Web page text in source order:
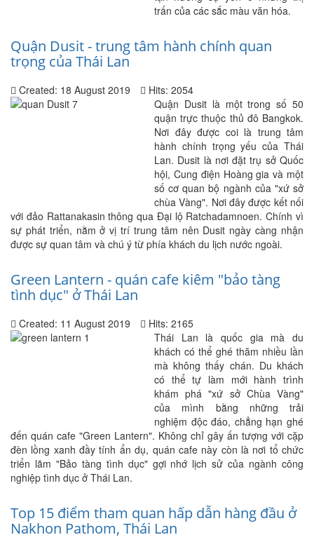
trấn của các sắc màu văn hóa.
Quận Dusit - trung tâm hành chính quan
trọng của Thái Lan
Created: 18 August 2019
Hits: 2054
Quận Dusit là một trong số 50
quận trực thuộc thủ đô Bangkok.
Nơi đây được coi là trung tâm
hành chính trọng yếu của Thái
Lan. Dusit là nơi đặt trụ sở Quốc
hội, Cung điện Hoàng gia và một
số cơ quan bộ ngành của "xứ sở
chùa Vàng". Nơi đây được kết nối
với đảo Rattanakasin thông qua Đại lộ Ratchadamnoen. Chính vì
sự phát triển, nằm ở vị trí trung tâm nên Dusit ngày càng nhận
được sự quan tâm và chú ý từ phía khách du lịch nước ngoài.
Green Lantern - quán cafe kiêm "bảo tàng
tình dục" ở Thái Lan
Created: 11 August 2019
Hits: 2165
Thái Lan là quốc gia mà du
khách có thể ghé thăm nhiều lần
mà không thấy chán. Du khách
có thể tự làm mới hành trình
khám phá "xứ sở Chùa Vàng"
của mình bằng những trải
nghiệm độc đáo, chẳng hạn ghé
đến quán cafe "Green Lantern". Không chỉ gây ấn tượng với cặp
đèn lồng xanh đầy tính ẩn dụ, quán cafe này còn là nơi tổ chức
triển lãm "Bảo tàng tình dục" gợi nhớ lịch sử của ngành công
nghiệp tình dục ở Thái Lan.
Top 15 điểm tham quan hấp dẫn hàng đầu ở
Nakhon Pathom, Thái Lan